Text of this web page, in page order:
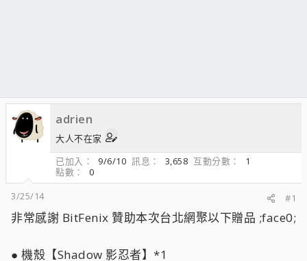
adrien
大人不在家
已加入
9/6/10 訊息 3,658 互動分數
1
點數
0
3/25/14
#1
非常感謝 BitFenix 贊助本次台北網聚以下贈品 ;face0;
● 機殼【Shadow 影忍者】*1